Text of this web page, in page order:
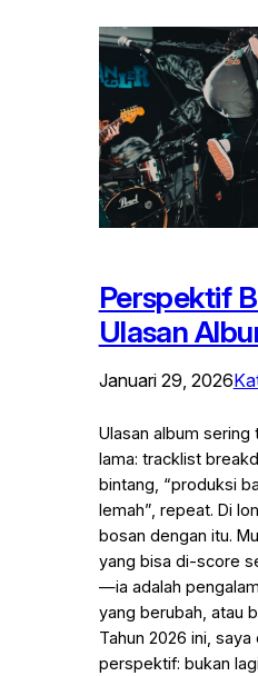
Perspektif
Ulasan
Januari 29, 2026
Ulasan album
lama: tracklist
bintang, “produksi
lemah”, repeat. Di
bosan dengan itu.
yang bisa di-score
—ia adalah
yang berubah, atau
Tahun 2026 ini,
perspektif: bukan